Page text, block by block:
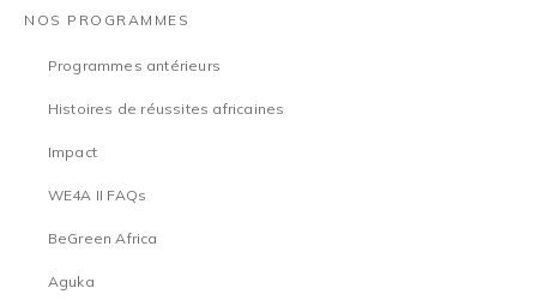
NOS PROGRAMMES
Programmes antérieurs
Histoires de réussites africaines
Impact
WE4A II FAQs
BeGreen Africa
Aguka